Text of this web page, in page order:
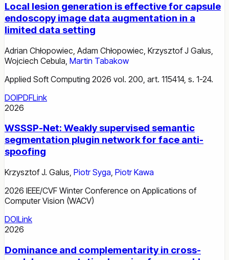
Local lesion generation is effective for capsule
endoscopy image data augmentation in a
limited data setting
Adrian Chłopowiec Adam Chłopowiec Krzysztof J Galus
Wojciech Cebula Martin Tabakow
Applied Soft Computing 2026 vol. 200, art. 115414, s. 1-24.
DOIPDFLink
2026
WSSSP-Net: Weakly supervised semantic
segmentation plugin network for face anti-
spoofing
Krzysztof J. Galus, Piotr Syga, Piotr Kawa
2026 IEEE/CVF Winter Conference on Applications of
Computer Vision (WACV)
DOILink
2026
Dominance and complementarity in cross-